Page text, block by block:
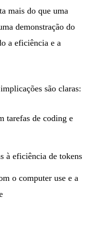
mais do que uma
demonstração do
a eficiência e a
são claras:
tarefas de coding e
à eficiência de tokens
o computer use e a